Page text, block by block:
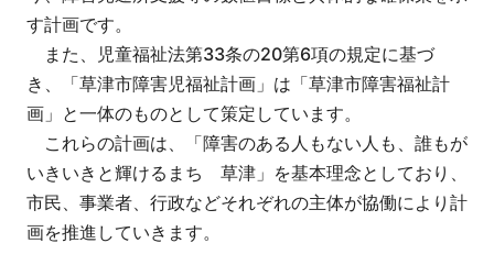
す計画です。
また、児童福祉法第33条の20第6項の規定に基づ
き、「草津市障害児福祉計画」は「草津市障害福祉計
画」と一体のものとして策定しています。
これらの計画は、「障害のある人もない人も、誰もが
いきいきと輝けるまち 草津」を基本理念としており、
市民、事業者、行政などそれぞれの主体が協働により計
画を推進していきます。